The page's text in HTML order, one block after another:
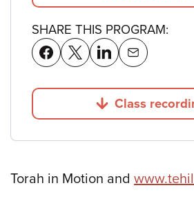
SHARE THIS PROGRAM:
Jump
Class
Torah in Motion and